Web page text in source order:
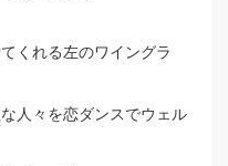
くれる左のワイングラ
人々を恋ダンスでウェル